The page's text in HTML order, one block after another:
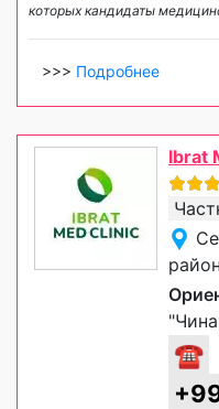
которых кандидаты
>>> Подробнее
Ibrat
☎